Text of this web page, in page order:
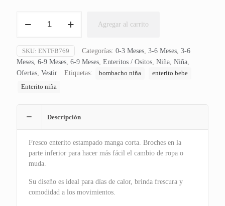
Manga
Summer
Baby
cantidad
Agregar al carrito
SKU: ENTFB769 Categorías: 0-3 Meses, 3-6 Meses, 3-6
Meses, 6-9 Meses, 6-9 Meses, Enteritos / Ositos, Niña, Niña,
Ofertas, Vestir Etiquetas: bombacho niña
enterito bebe
Enterito niña
Descripción
Fresco enterito estampado manga corta. Broches en la
parte inferior para hacer más fácil el cambio de ropa o
muda.
Su diseño es ideal para días de calor, brinda frescura y
comodidad a los movimientos.